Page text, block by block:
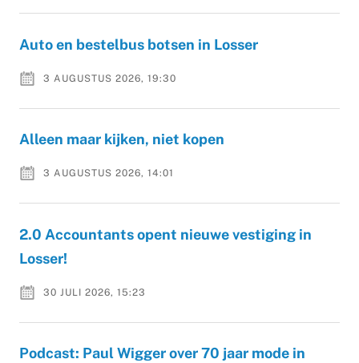
Auto en bestelbus botsen in Losser
3 AUGUSTUS 2026, 19:30
Alleen maar kijken, niet kopen
3 AUGUSTUS 2026, 14:01
2.0 Accountants opent nieuwe vestiging in
Losser!
30 JULI 2026, 15:23
Podcast: Paul Wigger over 70 jaar mode in